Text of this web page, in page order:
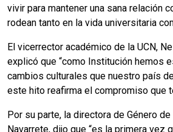
vivir para mantener una sana relación
rodean tanto en la vida universitaria
El vicerrector académico de la UCN,
explicó que “como Institución hemos
cambios culturales que nuestro país
este hito reafirma el compromiso que
Por su parte, la directora de Género de
Navarrete, dijo que “es la primera vez